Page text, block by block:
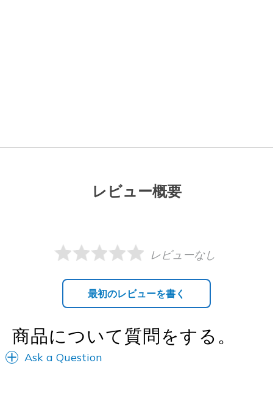
レビュー概要
レビューなし
最初のレビューを書く
商品について質問をする。
Ask a Question